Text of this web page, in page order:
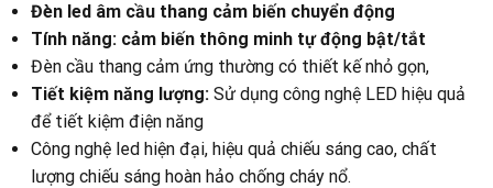
Đèn led âm cầu thang cảm biến chuyển động
Tính năng: cảm biến thông minh tự động bật/tắt
Đèn cầu thang cảm ứng thường có thiết kế nhỏ gọn,
Tiết kiệm năng lượng: Sử dụng công nghệ LED hiệu quả
để tiết kiệm điện năng
Công nghệ led hiện đại, hiệu quả chiếu sáng cao, chất
lượng chiếu sáng hoàn hảo chống cháy nổ.